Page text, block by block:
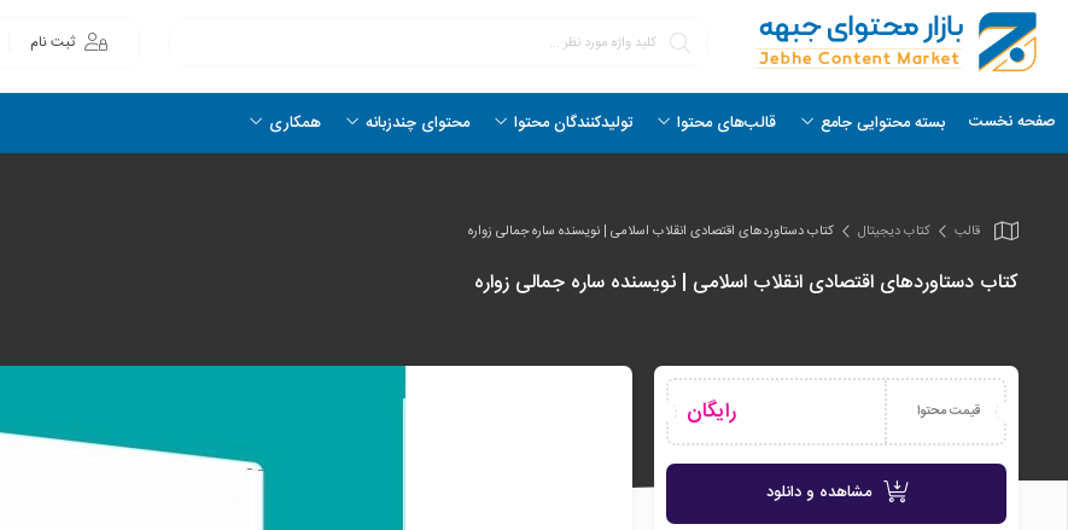
ثبت نام
صفحه نخست بسته محتوایی جامع قالب‌های محتوا تولیدکنندگان محتوا محتوای چندزبانه همکاری
قالب کتاب دیجیتال کتاب دستاوردهای اقتصادی انقلاب اسلامی | نویسنده ساره جمالی‌ زواره
کتاب دستاوردهای اقتصادی انقلاب اسلامی | نویسنده ساره جمالی‌ زواره
قیمت محتوا رایگان
مشاهده و دانلود